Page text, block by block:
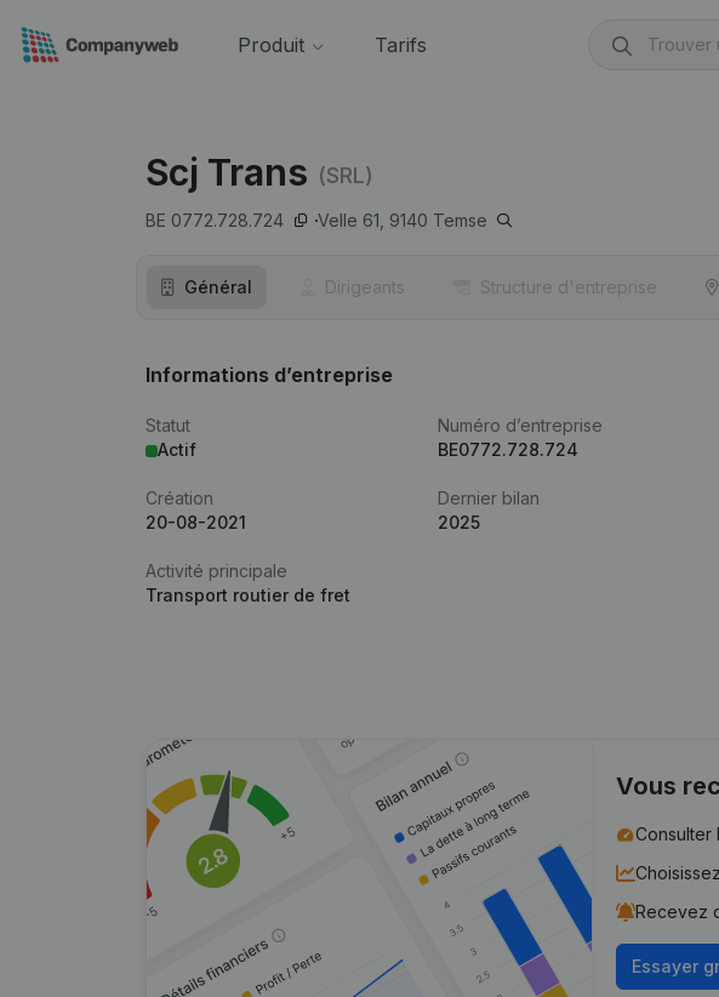
Produit Tarifs
Scj Trans (SRL)
BE 0772.728.724 Velle 61, 9140 Temse
Général Dirigeants Structure d'entreprise
Informations d’entreprise
Statut
Actif
Numéro d’entreprise
BE0772.728.724
Création
20-08-2021
Dernier bilan
2025
Activité principale
Transport routier de fret
Vous
Consulter
Recevez
Essayer